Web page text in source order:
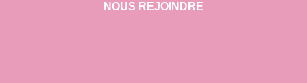
NOUS REJOINDRE